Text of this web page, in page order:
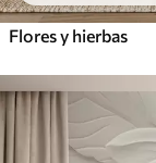
Flores y hierbas